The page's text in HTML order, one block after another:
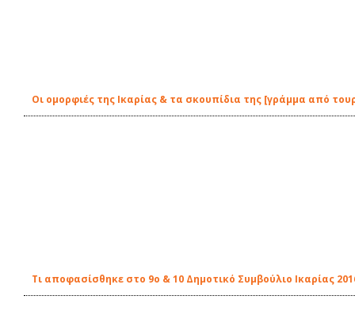
Οι ομορφιές της Ικαρίας & τα σκουπίδια της [γράμμα από
Τι αποφασίσθηκε στο 9ο & 10 Δημοτικό Συμβούλιο Ικαρίας